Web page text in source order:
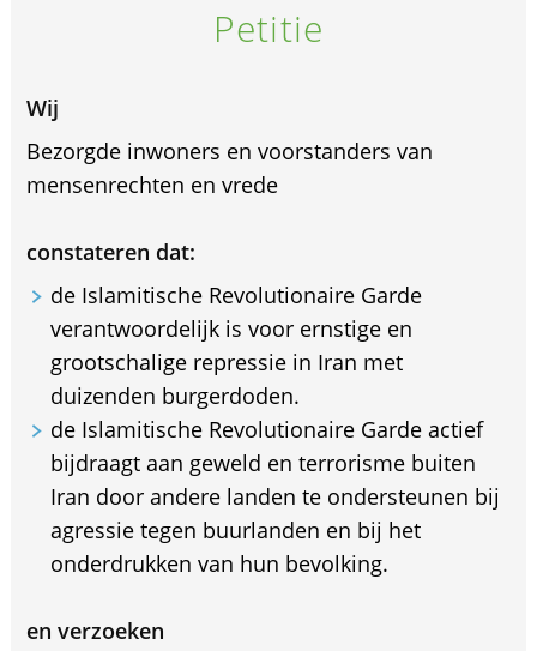
Petitie
Wij
Bezorgde inwoners en voorstanders van
mensenrechten en vrede
constateren dat:
de Islamitische Revolutionaire Garde
verantwoordelijk is voor ernstige en
grootschalige repressie in Iran met
duizenden burgerdoden.
de Islamitische Revolutionaire Garde actief
bijdraagt aan geweld en terrorisme buiten
Iran door andere landen te ondersteunen bij
agressie tegen buurlanden en bij het
onderdrukken van hun bevolking.
en verzoeken